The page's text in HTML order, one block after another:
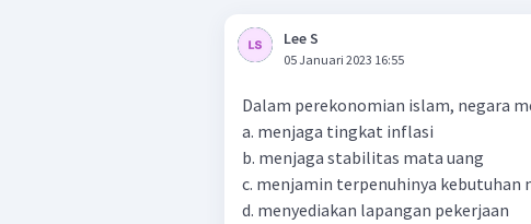
Lee S
05 Januari 2023 16:55
Dalam perekonomian islam, negara
a. menjaga tingkat inflasi
b. menjaga stabilitas mata uang
c. menjamin terpenuhinya kebutuhan
d. menyediakan lapangan pekerjaan